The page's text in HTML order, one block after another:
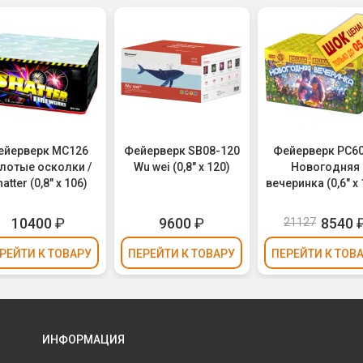
МС126
осколки /
(0,8" х 106)
10400₽
К ТОВАРУ
Фейерверк SB08-120
Wu wei (0,8" х 120)
9600₽
ПЕРЕЙТИ К ТОВАРУ
Фейерверк
Новогодняя
вечеринка (0,6" х
21127 8540
ПЕРЕЙТИ К
ИНФОРМАЦИЯ